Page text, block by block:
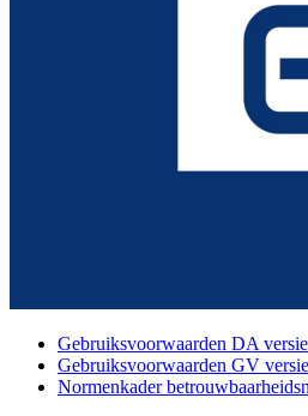
Gebruiksvoorwaarden DA
Gebruiksvoorwaarden GV
Normenkader